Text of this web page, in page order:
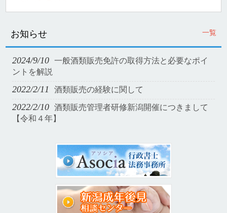
お知らせ 一覧
2024/9/10 一般酒類販売免許の取得方法と必要なポイ
ントを解説
2022/2/11 酒類販売の経験に関して
2022/2/10 酒類販売管理者研修新潟開催につきまして
【令和４年】